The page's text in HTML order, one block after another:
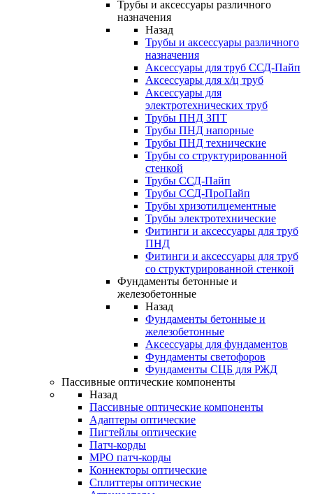
Трубы и аксессуары различного
назначения
Назад
Трубы и аксессуары различного
назначения
Аксессуары для труб ССД-Пайп
Аксессуары для х/ц труб
Аксессуары для
электротехнических труб
Трубы ПНД ЗПТ
Трубы ПНД напорные
Трубы ПНД технические
Трубы со структурированной
стенкой
Трубы ССД-Пайп
Трубы ССД-ПроПайп
Трубы хризотилцементные
Трубы электротехнические
Фитинги и аксессуары для труб
ПНД
Фитинги и аксессуары для труб
со структурированной стенкой
Фундаменты бетонные и
железобетонные
Назад
Фундаменты бетонные и
железобетонные
Аксессуары для фундаментов
Фундаменты светофоров
Фундаменты СЦБ для РЖД
Пассивные оптические компоненты
Назад
Пассивные оптические компоненты
Адаптеры оптические
Пигтейлы оптические
Патч-корды
MPO патч-корды
Коннекторы оптические
Сплиттеры оптические